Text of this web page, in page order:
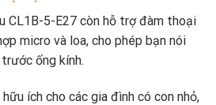
CL1B-5-E27 còn hỗ trợ đàm thoại
micro và loa, cho phép bạn nói
ống kính.
ích cho các gia đình có con nhỏ,